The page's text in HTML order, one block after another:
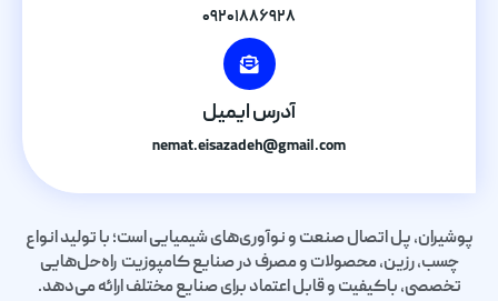
۰۹۲۰۱۸۸۶۹۲۸
آدرس ایمیل
nemat.eisazadeh@gmail.com
پوشیران، پل اتصال صنعت و نوآوری‌های شیمیایی است؛ با تولید انواع
چسب، رزین، محصولات و مصرف در صنایع کامپوزیت راه‌حل‌هایی
تخصصی، باکیفیت و قابل اعتماد برای صنایع مختلف ارائه می‌دهد.